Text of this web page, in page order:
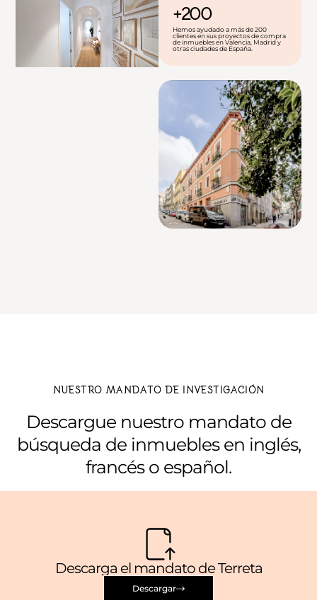
+200
Hemos ayudado a más de 200
clientes en sus proyectos de compra
de inmuebles en Valencia, Madrid y
otras ciudades de España.
NUESTRO MANDATO DE INVESTIGACIÓN
Descargue nuestro mandato de
búsqueda de inmuebles en inglés,
francés o español.
Descarga el mandato de Terreta
Descargar